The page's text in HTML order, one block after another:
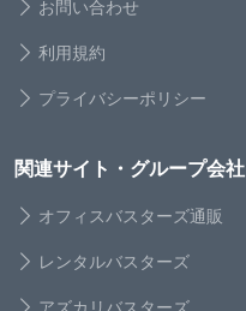
お問い合わせ
利用規約
プライバシーポリシー
関連サイト・グループ会社
オフィスバスターズ通販
レンタルバスターズ